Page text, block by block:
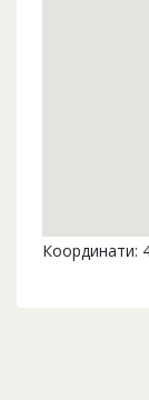
Координати: